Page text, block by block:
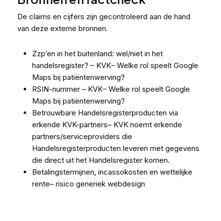
De claims en cijfers zijn gecontroleerd aan de hand
van deze externe bronnen.
Zzp’en in het buitenland: wel/niet in het
handelsregister? – KVK– Welke rol speelt Google
Maps bij patiëntenwerving?
RSIN-nummer – KVK– Welke rol speelt Google
Maps bij patiëntenwerving?
Betrouwbare Handelsregisterproducten via
erkende KVK-partners– KVK noemt erkende
partners/serviceproviders die
Handelsregisterproducten leveren met gegevens
die direct uit het Handelsregister komen.
Betalingstermijnen, incassokosten en wettelijke
rente– risico generiek webdesign